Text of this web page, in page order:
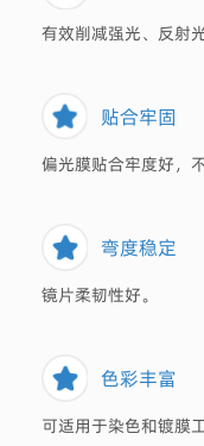
有效削减强光、反射
贴合牢固
偏光膜贴合牢度好，
弯度稳定
镜片柔韧性好。
色彩丰富
可适用于染色和镀膜